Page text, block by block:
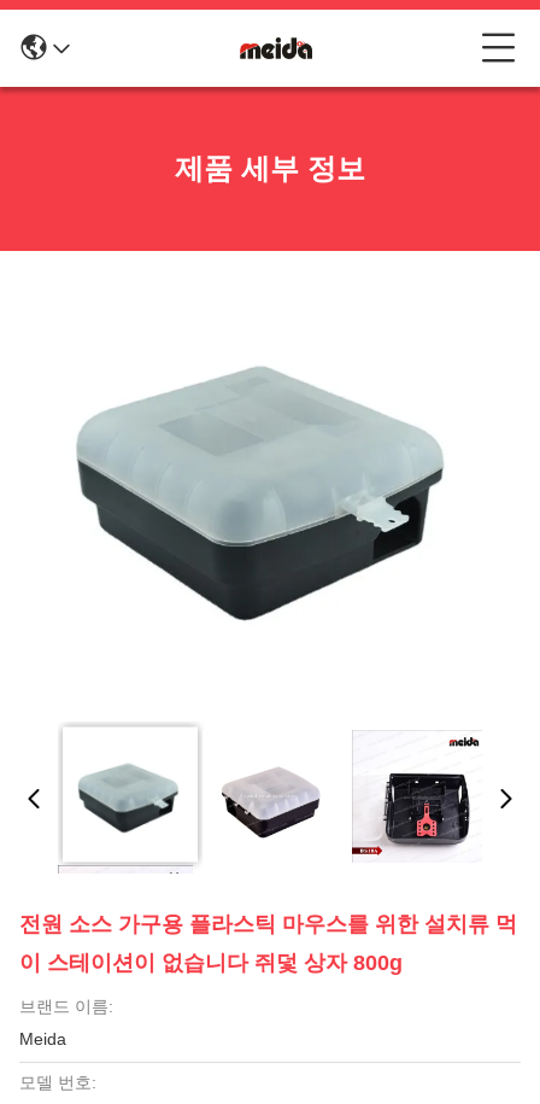
제품 세부 정보
전원 소스 가구용 플라스틱 마우스를 위한 설치류 먹
이 스테이션이 없습니다 쥐덫 상자 800g
브랜드 이름:
Meida
모델 번호: